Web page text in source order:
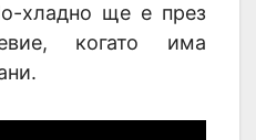
хладно ще е през
когато има